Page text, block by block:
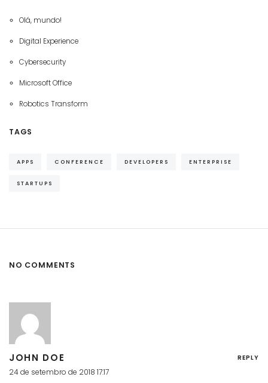
Olá, mundo!
Digital Experience
Cybersecurity
Microsoft Office
Robotics Transform
TAGS
APPS CONFERENCE DEVELOPERS ENTERPRISE
STARTUPS
NO COMMENTS
JOHN DOE REPLY
24 de setembro de 2018 17:17